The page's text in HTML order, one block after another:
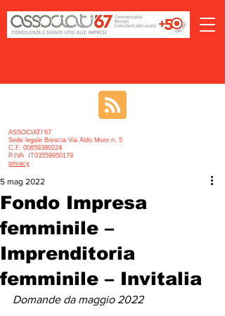
ASSOCIATI’67
Sede legale Brescia Via Aldo Moro n. 5
C.F. 00659380224
P.IVA IT03559950179
privacy
Fondo Impresa
femminile –
Imprenditoria
femminile – Invitalia
5 mag 2022
Domande da maggio 2022